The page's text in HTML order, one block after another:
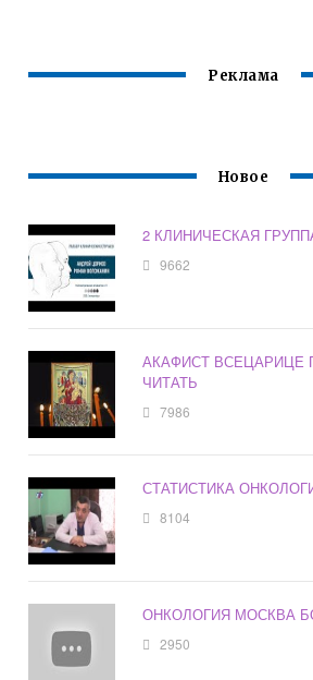
Реклама
Новое
2 КЛИНИЧЕСКАЯ
9662
АКАФИСТ ВСЕЦАРИЦЕ
ЧИТАТЬ
7986
СТАТИСТИКА
8104
ОНКОЛОГИЯ МОСКВА
2950